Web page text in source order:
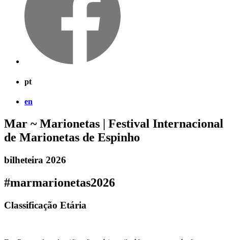
pt
en
Mar ~ Marionetas | Festival Internacional
de Marionetas de Espinho
bilheteira 2026
#marmarionetas2026
Classificação Etária